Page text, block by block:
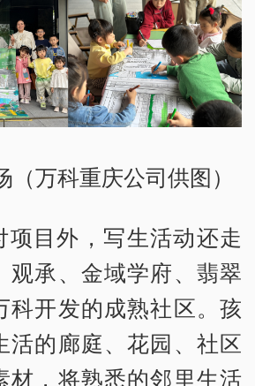
（万科重庆公司供图）
项目外，写生活动还走
观承、金域学府、翡翠
科开发的成熟社区。孩
活的廊庭、花园、社区
材，将熟悉的邻里生活